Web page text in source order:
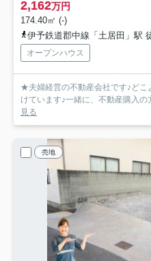
2,162万円
174.40㎡ (-)
伊予鉄道郡中線「土居田」駅
オープンハウス
★夫婦経営の不動産会社です♪どこ
けています♪一緒に、不動産購入の
見る
売地